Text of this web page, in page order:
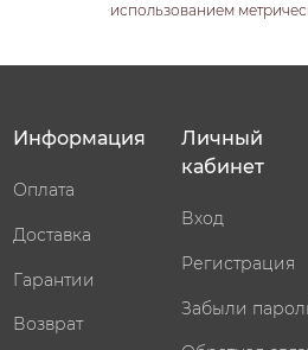
использованием
Информация
Оплата
Доставка
Гарантии
Возврат
Личный
кабинет
Вход
Регистрация
Забыли